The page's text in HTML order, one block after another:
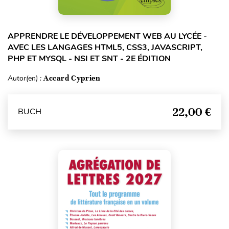
APPRENDRE LE DÉVELOPPEMENT WEB AU LYCÉE -
AVEC LES LANGAGES HTML5, CSS3, JAVASCRIPT,
PHP ET MYSQL - NSI ET SNT - 2E ÉDITION
Autor(en) :Accard Cyprien
BUCH 22,00 €